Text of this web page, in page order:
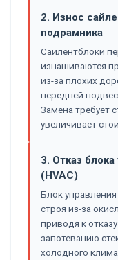
2. Износ
подрамника
Сайлентблоки
изнашиваются
из-за плохих
передней
Замена требует
увеличивает
3. Отказ
(HVAC)
Блок
строя из-за
приводя к
запотеванию
холодного